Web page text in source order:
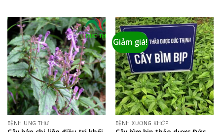
BỆNH UNG THƯ
Giảm giá!
BỆNH XƯƠNG KHỚP